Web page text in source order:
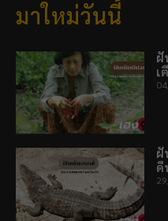
มาใหม่วันนี้
ฝั
เ
ฝั
ดี